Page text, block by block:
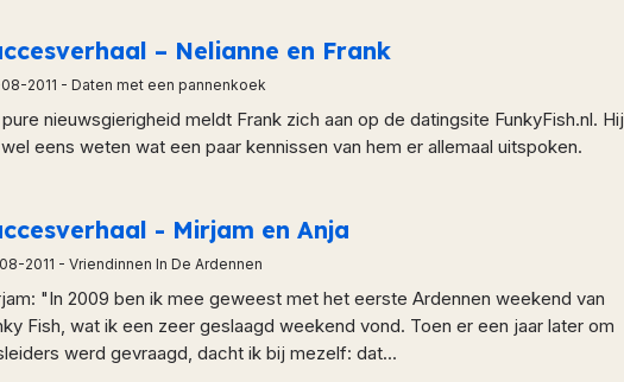
– Nelianne en Frank
2011 - Daten met een pannenkoek
nieuwsgierigheid meldt Frank zich aan op de datingsite FunkyFish.nl. Hij
eens weten wat een paar kennissen van hem er allemaal uitspoken.
- Mirjam en Anja
2011 - Vriendinnen In De Ardennen
"In 2009 ben ik mee geweest met het eerste Ardennen weekend van
Fish, wat ik een zeer geslaagd weekend vond. Toen er een jaar later om
werd gevraagd, dacht ik bij mezelf: dat...